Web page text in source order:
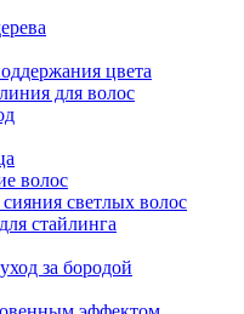
цвета
для волос
волос
светлых волос
стайлинга
за бородой